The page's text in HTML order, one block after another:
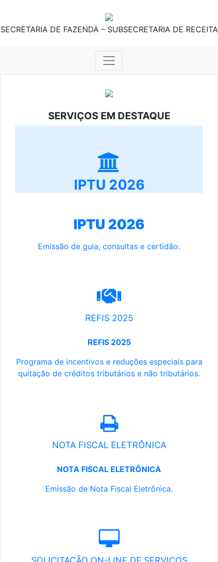
SECRETARIA DE FAZENDA – SUBSECRETARIA DE RECEITA
SERVIÇOS EM DESTAQUE
IPTU 2026
IPTU 2026
Emissão de guia, consultas e certidão.
REFIS 2025
REFIS 2025
Programa de incentivos e reduções especiais para
quitação de créditos tributários e não tributários.
NOTA FISCAL ELETRÔNICA
NOTA FISCAL ELETRÔNICA
Emissão de Nota Fiscal Eletrônica.